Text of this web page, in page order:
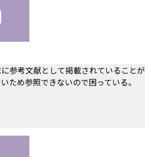
参考文献として掲載されていることが
ため参照できないので困っている。